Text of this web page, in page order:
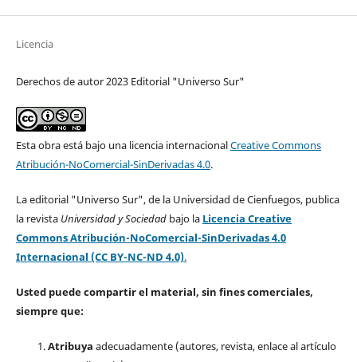
Licencia
Derechos de autor 2023 Editorial "Universo Sur"
Esta obra está bajo una licencia internacionalCreative Commons
Atribución-NoComercial-SinDerivadas 4.0.
La editorial "Universo Sur", de la Universidad de Cienfuegos, publica
la revista Universidad y Sociedad bajo la Licencia Creative
Commons Atribución-NoComercial-SinDerivadas 4.0
Internacional (CC BY-NC-ND 4.0).
Usted puede compartir el material, sin fines comerciales,
siempre que:
Atribuya adecuadamente (autores, revista, enlace al artículo